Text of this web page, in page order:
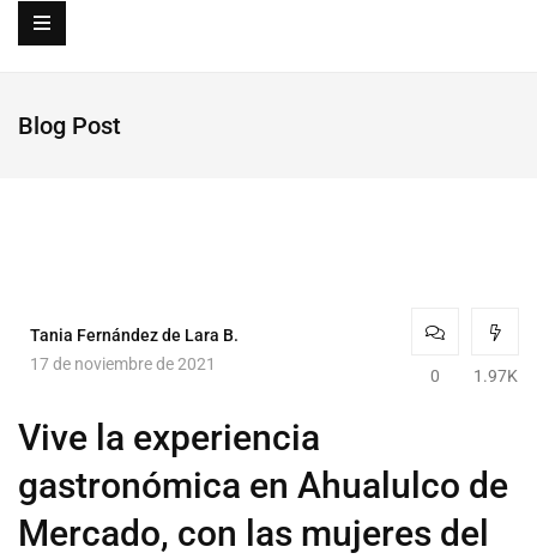
Blog Post
Tania Fernández de Lara B.
17 de noviembre de 2021
0 1.97K
Vive la experiencia
gastronómica en Ahualulco de
Mercado, con las mujeres del